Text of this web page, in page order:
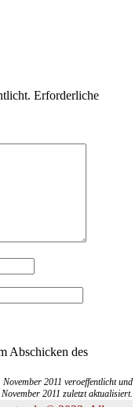
Erforderliche
Abschicken des
2011 veroeffentlicht und
2011 zuletzt aktualisiert.